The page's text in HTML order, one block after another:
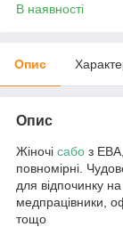
В наявності
Опис
Опис
Жіночі сабо з ЕВА,
повномірні.
для відпочинку
медпрацівники,
тощо